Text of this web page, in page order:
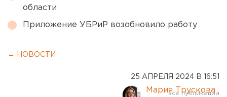
области
Приложение УБРиР возобновило работу
← НОВОСТИ
25 АПРЕЛЯ 2024 В 16:51
Мария Трускова